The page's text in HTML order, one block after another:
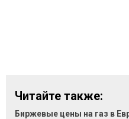
Читайте также:
Биржевые цены на газ в